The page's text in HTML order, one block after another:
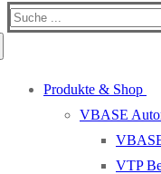
Produkte & Shop
VBASE
VTP